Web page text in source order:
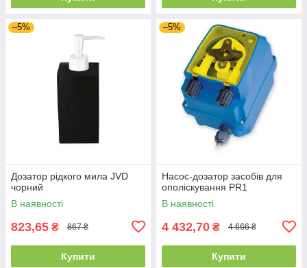
–5%
Дозатор рідкого мила JVD
чорний
В наявності
823,65 ₴ 867 ₴
Купити
–5%
Насос-дозатор засобів для
ополіскування PR1
В наявності
4 432,70 ₴ 4 666 ₴
Купити